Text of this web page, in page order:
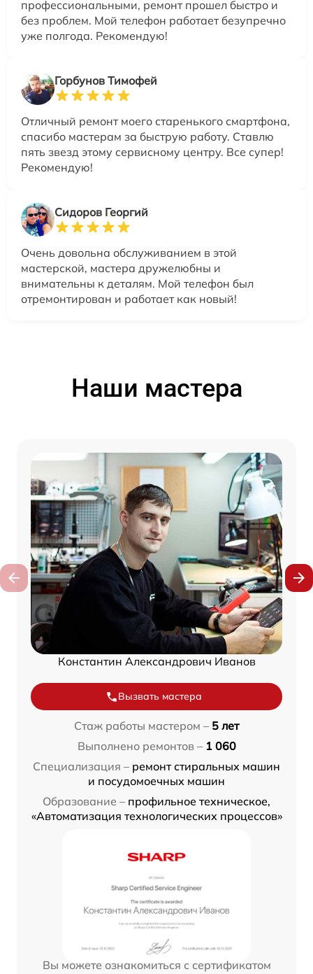
профессиональными, ремонт прошел быстро и
без проблем. Мой телефон работает безупречно
уже полгода. Рекомендую!
Горбунов Тимофей
Отличный ремонт моего старенького смартфона,
спасибо мастерам за быструю работу. Ставлю
пять звезд этому сервисному центру. Все супер!
Рекомендую!
Сидоров Георгий
Очень довольна обслуживанием в этой
мастерской, мастера дружелюбны и
внимательны к деталям. Мой телефон был
отремонтирован и работает как новый!
Наши мастера
Константин Александрович Иванов
Вызвать мастера
Стаж работы мастером – 5 лет
Выполнено ремонтов – 1 060
Специализация – ремонт стиральных машин
и посудомоечных машин
Образование – профильное техническое,
«Автоматизация технологических процессов»
Вы можете ознакомиться с сертификатом